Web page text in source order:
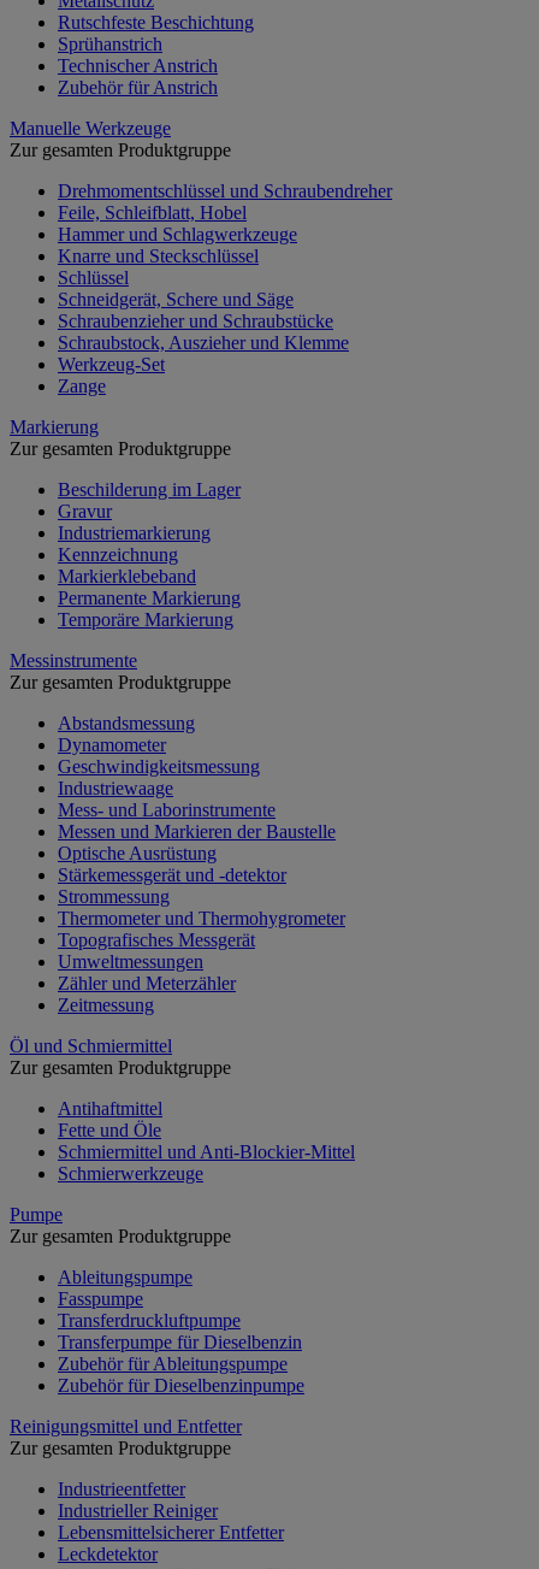
Rutschfeste Beschichtung
Sprühanstrich
Technischer Anstrich
Zubehör für Anstrich
Manuelle Werkzeuge
Zur gesamten Produktgruppe
Drehmomentschlüssel und Schraubendreher
Feile, Schleifblatt, Hobel
Hammer und Schlagwerkzeuge
Knarre und Steckschlüssel
Schlüssel
Schneidgerät, Schere und Säge
Schraubenzieher und Schraubstücke
Schraubstock, Auszieher und Klemme
Werkzeug-Set
Zange
Markierung
Zur gesamten Produktgruppe
Beschilderung im Lager
Gravur
Industriemarkierung
Kennzeichnung
Markierklebeband
Permanente Markierung
Temporäre Markierung
Messinstrumente
Zur gesamten Produktgruppe
Abstandsmessung
Dynamometer
Geschwindigkeitsmessung
Industriewaage
Mess- und Laborinstrumente
Messen und Markieren der Baustelle
Optische Ausrüstung
Stärkemessgerät und -detektor
Strommessung
Thermometer und Thermohygrometer
Topografisches Messgerät
Umweltmessungen
Zähler und Meterzähler
Zeitmessung
Öl und Schmiermittel
Zur gesamten Produktgruppe
Antihaftmittel
Fette und Öle
Schmiermittel und Anti-Blockier-Mittel
Schmierwerkzeuge
Pumpe
Zur gesamten Produktgruppe
Ableitungspumpe
Fasspumpe
Transferdruckluftpumpe
Transferpumpe für Dieselbenzin
Zubehör für Ableitungspumpe
Zubehör für Dieselbenzinpumpe
Reinigungsmittel und Entfetter
Zur gesamten Produktgruppe
Industrieentfetter
Industrieller Reiniger
Lebensmittelsicherer Entfetter
Leckdetektor